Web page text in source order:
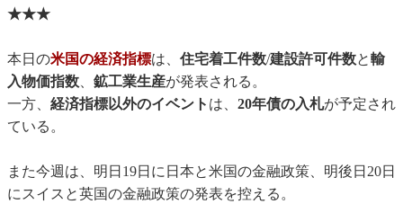
★★★
本日の米国の経済指標は、 住宅着工件数/建設許可件数と輸
入物価指数、 鉱工業生産が発表される。
一方、 経済指標以外のイベント は、 20年債の入札が予定され
ている。
また今週は、明日19日に日本と米国の金融政策、明後日20日
にスイスと英国の金融政策の発表を控える。